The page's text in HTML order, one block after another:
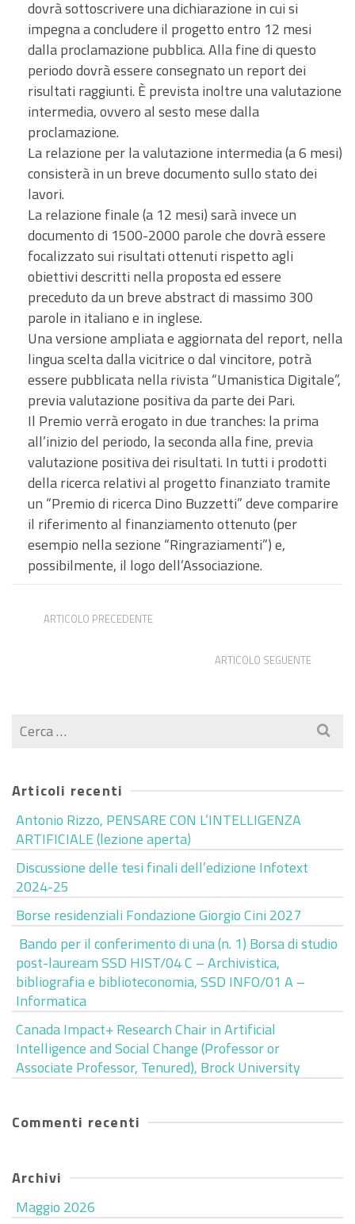
dovrà sottoscrivere una dichiarazione in cui si
impegna a concludere il progetto entro 12 mesi
dalla proclamazione pubblica. Alla fine di questo
periodo dovrà essere consegnato un report dei
risultati raggiunti. È prevista inoltre una valutazione
intermedia, ovvero al sesto mese dalla
proclamazione.
La relazione per la valutazione intermedia (a 6 mesi)
consisterà in un breve documento sullo stato dei
lavori.
La relazione finale (a 12 mesi) sarà invece un
documento di 1500-2000 parole che dovrà essere
focalizzato sui risultati ottenuti rispetto agli
obiettivi descritti nella proposta ed essere
preceduto da un breve abstract di massimo 300
parole in italiano e in inglese.
Una versione ampliata e aggiornata del report, nella
lingua scelta dalla vicitrice o dal vincitore, potrà
essere pubblicata nella rivista “Umanistica Digitale”,
previa valutazione positiva da parte dei Pari.
Il Premio verrà erogato in due tranches: la prima
all’inizio del periodo, la seconda alla fine, previa
valutazione positiva dei risultati. In tutti i prodotti
della ricerca relativi al progetto finanziato tramite
un “Premio di ricerca Dino Buzzetti” deve comparire
il riferimento al finanziamento ottenuto (per
esempio nella sezione “Ringraziamenti”) e,
possibilmente, il logo dell’Associazione.
ARTICOLO PRECEDENTE
ARTICOLO SEGUENTE
Cerca
per:
Articoli recenti
Antonio Rizzo, PENSARE CON L’INTELLIGENZA
ARTIFICIALE (lezione aperta)
Discussione delle tesi finali dell’edizione Infotext
2024-25
Borse residenziali Fondazione Giorgio Cini 2027
Bando per il conferimento di una (n. 1) Borsa di studio
post-lauream SSD HIST/04 C – Archivistica,
bibliografia e biblioteconomia, SSD INFO/01 A –
Informatica
Canada Impact+ Research Chair in Artificial
Intelligence and Social Change (Professor or
Associate Professor, Tenured), Brock University
Commenti recenti
Archivi
Maggio 2026